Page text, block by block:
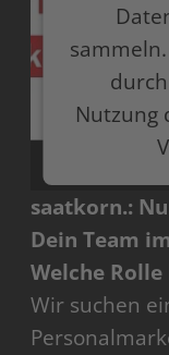
Nutzung
powered by
saatkorn.:
Dein Team
Welche
Wir suchen